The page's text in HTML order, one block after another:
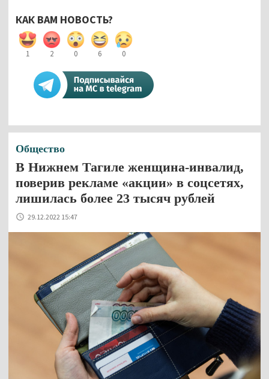
КАК ВАМ НОВОСТЬ?
1 2 0 6 0
Общество
В Нижнем Тагиле женщина-инвалид,
поверив рекламе «акции» в соцсетях,
лишилась более 23 тысяч рублей
29.12.2022 15:47